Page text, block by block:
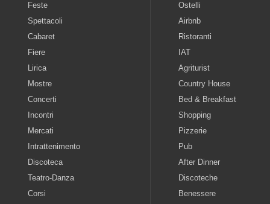
Feste
Spettacoli
Cabaret
Fiere
Lirica
Mostre
Concerti
Incontri
Mercati
Intrattenimento
Discoteca
Teatro-Danza
Corsi
Ostelli
Airbnb
Ristoranti
IAT
Agriturist
Country House
Bed & Breakfast
Shopping
Pizzerie
Pub
After Dinner
Discoteche
Benessere